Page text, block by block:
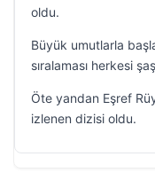
oldu.
Büyük umutlarla
sıralaması herkesi
Öte yandan Eşref
izlenen dizisi oldu.